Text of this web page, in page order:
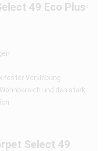
49 Eco Plus
fester Verklebung
und den stark
Select 49